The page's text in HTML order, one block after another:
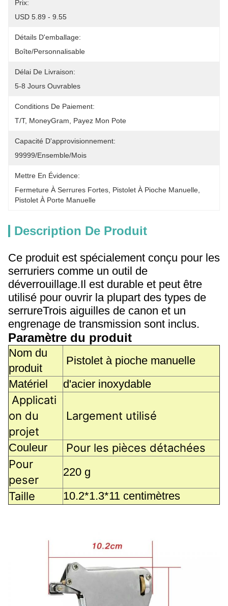
Prix:
USD 5.89 - 9.55
Détails D'emballage:
Boîte/Personnalisable
Délai De Livraison:
5-8 Jours Ouvrables
Conditions De Paiement:
T/T, MoneyGram, Payez Mon Pote
Capacité D'approvisionnement:
99999/ensemble/mois
Mettre En Évidence:
Fermeture À Serrures Fortes Pistolet À Pioche Manuelle
Pistolet À Porte Manuelle
Description De Produit
Ce produit est spécialement conçu pour les
serruriers comme un outil de
déverrouillage.Il est durable et peut être
utilisé pour ouvrir la plupart des types de
serrureTrois aiguilles de canon et un
engrenage de transmission sont inclus.
Paramètre du produit
Nom du
produit
Pistolet à pioche manuelle
Matériel
d'acier inoxydable
Applicati
on du
projet
Largement utilisé
Couleur
Pour les pièces détachées
Pour
peser
220 g
Taille 10.2*1.3*11 centimètres